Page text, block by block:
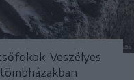
Veszélyes